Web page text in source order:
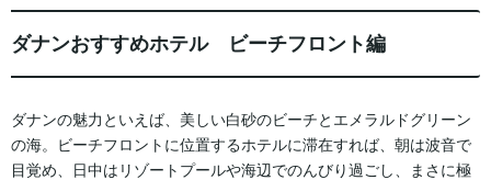
ダナンおすすめホテル ビーチフロント編
ダナンの魅力といえば、美しい白砂のビーチとエメラルドグリーン
の海。ビーチフロントに位置するホテルに滞在すれば、朝は波音で
目覚め、日中はリゾートプールや海辺でのんびり過ごし、まさに極